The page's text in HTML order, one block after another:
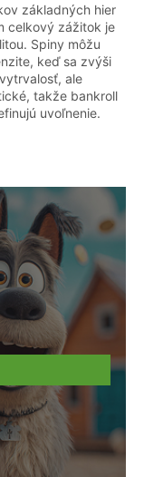
základných hier
celkový zážitok je
Spiny môžu
keď sa zvýši
ale
takže bankroll
uvoľnenie.